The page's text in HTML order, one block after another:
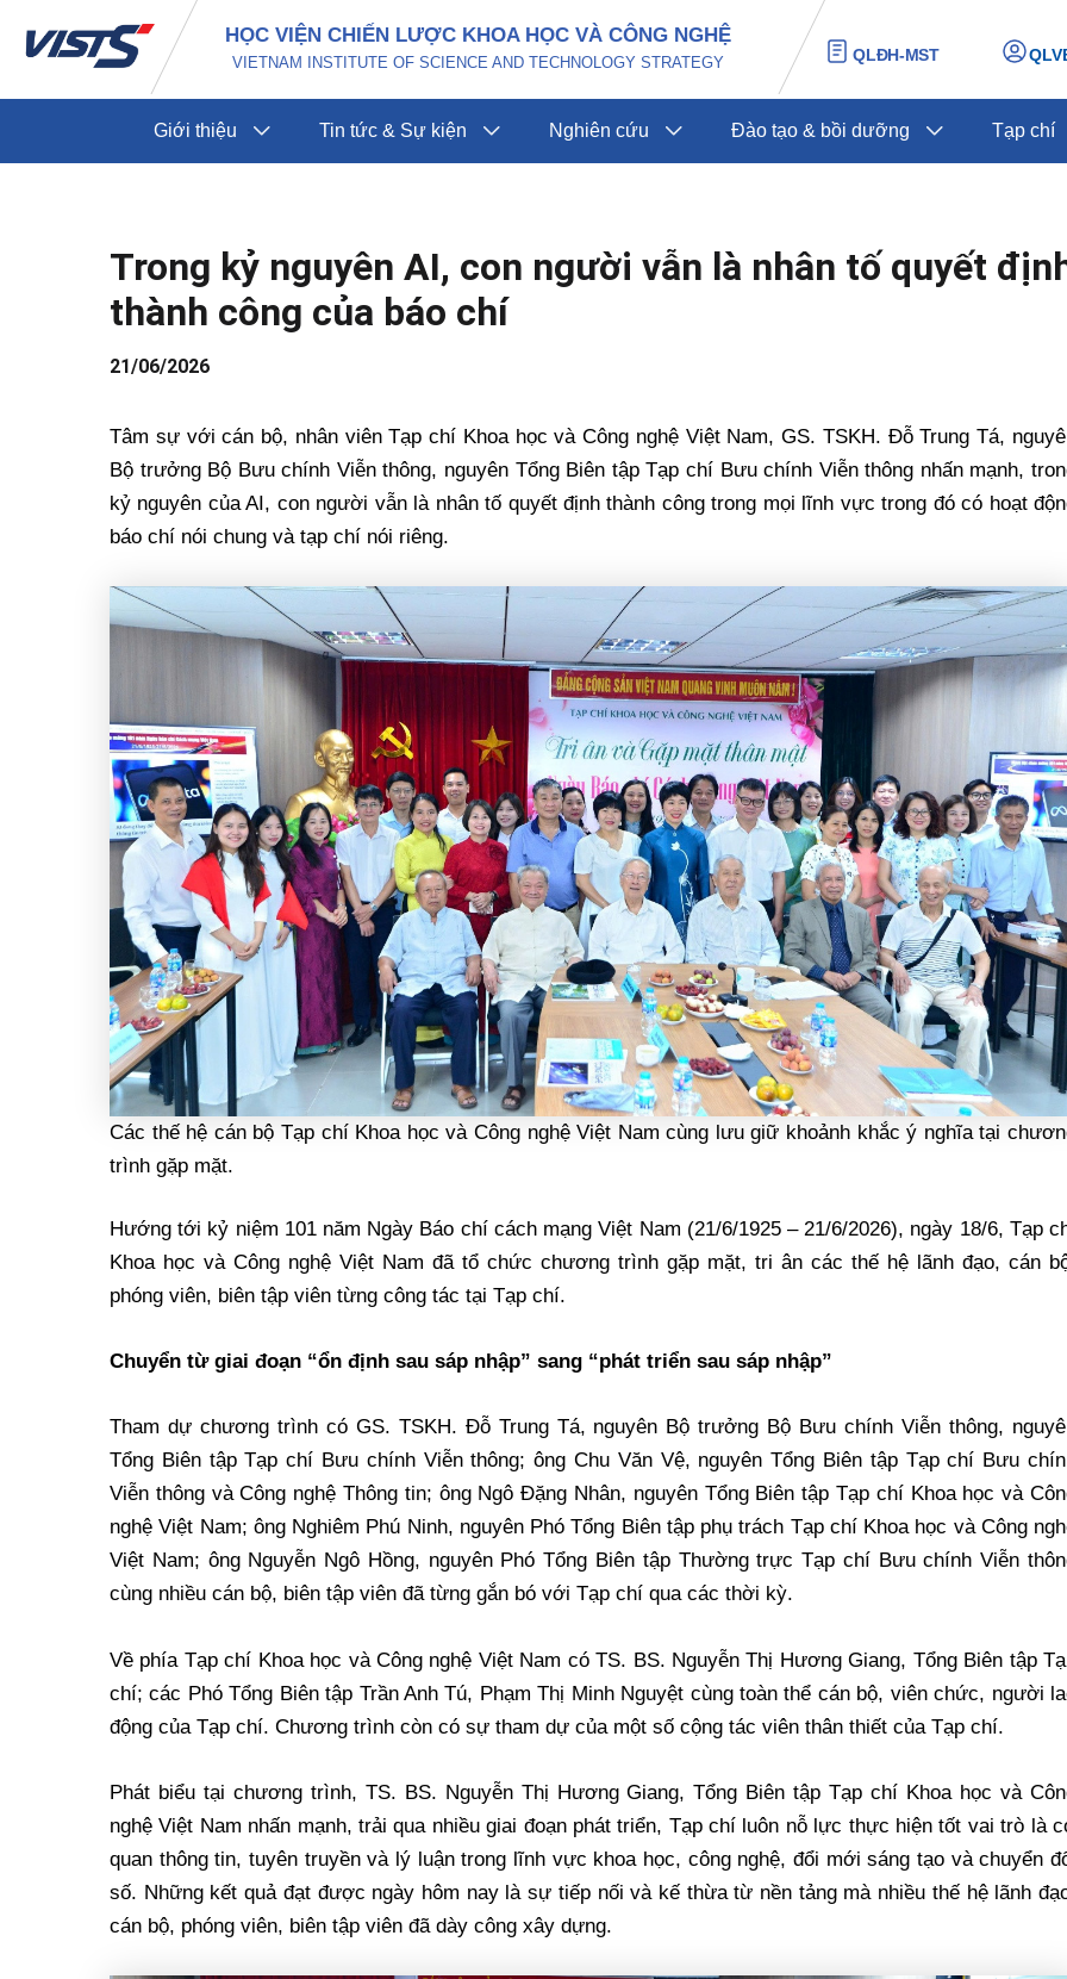
HỌC VIỆN CHIẾN LƯỢC KHOA HỌC VÀ CÔNG NGHỆ
VIETNAM INSTITUTE OF SCIENCE AND TECHNOLOGY STRATEGY QLĐH-MST
Giới thiệu Tin tức & Sự kiện Nghiên cứu Đào tạo & bồi dưỡng Tạp chí
Trong kỷ nguyên AI, con người vẫn là nhân tố quyết
thành công của báo chí
21/06/2026
Tâm sự với cán bộ, nhân viên Tạp chí Khoa học và Công nghệ Việt Nam, GS. TSKH. Đỗ Trung Tá,
Bộ trưởng Bộ Bưu chính Viễn thông, nguyên Tổng Biên tập Tạp chí Bưu chính Viễn thông nhấn mạnh,
kỷ nguyên của AI, con người vẫn là nhân tố quyết định thành công trong mọi lĩnh vực trong đó có hoạt
báo chí nói chung và tạp chí nói riêng.
Các thế hệ cán bộ Tạp chí Khoa học và Công nghệ Việt Nam cùng lưu giữ khoảnh khắc ý nghĩa tại
trình gặp mặt.
Hướng tới kỷ niệm 101 năm Ngày Báo chí cách mạng Việt Nam (21/6/1925 – 21/6/2026), ngày 18/6, Tạp
Khoa học và Công nghệ Việt Nam đã tổ chức chương trình gặp mặt, tri ân các thế hệ lãnh đạo, cán
phóng viên, biên tập viên từng công tác tại Tạp chí.
Chuyển từ giai đoạn “ổn định sau sáp nhập” sang “phát triển sau sáp nhập”
Tham dự chương trình có GS. TSKH. Đỗ Trung Tá, nguyên Bộ trưởng Bộ Bưu chính Viễn thông,
Tổng Biên tập Tạp chí Bưu chính Viễn thông; ông Chu Văn Vệ, nguyên Tổng Biên tập Tạp chí Bưu
Viễn thông và Công nghệ Thông tin; ông Ngô Đặng Nhân, nguyên Tổng Biên tập Tạp chí Khoa học và
nghệ Việt Nam; ông Nghiêm Phú Ninh, nguyên Phó Tổng Biên tập phụ trách Tạp chí Khoa học và Công
Việt Nam; ông Nguyễn Ngô Hồng, nguyên Phó Tổng Biên tập Thường trực Tạp chí Bưu chính Viễn
cùng nhiều cán bộ, biên tập viên đã từng gắn bó với Tạp chí qua các thời kỳ.
Về phía Tạp chí Khoa học và Công nghệ Việt Nam có TS. BS. Nguyễn Thị Hương Giang, Tổng Biên tập
chí; các Phó Tổng Biên tập Trần Anh Tú, Phạm Thị Minh Nguyệt cùng toàn thể cán bộ, viên chức, người
động của Tạp chí. Chương trình còn có sự tham dự của một số cộng tác viên thân thiết của Tạp chí.
Phát biểu tại chương trình, TS. BS. Nguyễn Thị Hương Giang, Tổng Biên tập Tạp chí Khoa học và
nghệ Việt Nam nhấn mạnh, trải qua nhiều giai đoạn phát triển, Tạp chí luôn nỗ lực thực hiện tốt vai trò là
quan thông tin, tuyên truyền và lý luận trong lĩnh vực khoa học, công nghệ, đổi mới sáng tạo và chuyển
số. Những kết quả đạt được ngày hôm nay là sự tiếp nối và kế thừa từ nền tảng mà nhiều thế hệ lãnh
cán bộ, phóng viên, biên tập viên đã dày công xây dựng.
hướng